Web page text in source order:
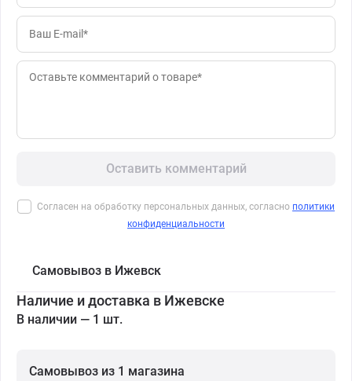
Оставить комментарий
Согласен на обработку персональных данных, согласно политики
конфиденциальности
Самовывоз в Ижевск
Наличие и доставка в Ижевске
В наличии — 1 шт.
Самовывоз из 1 магазина